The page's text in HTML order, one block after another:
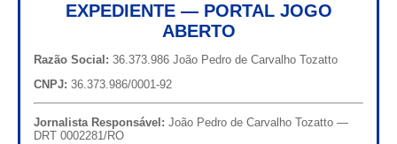
EXPEDIENTE — PORTAL JOGO
ABERTO
Razão Social: 36.373.986 João Pedro de Carvalho Tozatto
CNPJ: 36.373.986/0001-92
Jornalista Responsável: João Pedro de Carvalho Tozatto —
DRT 0002281/RO